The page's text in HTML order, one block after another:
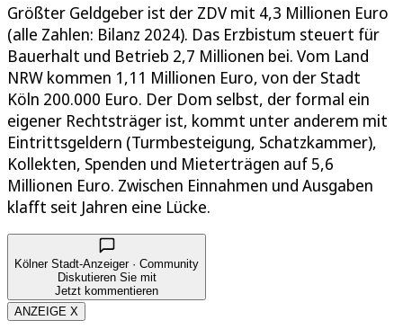
Größter Geldgeber ist der ZDV mit 4,3 Millionen Euro
(alle Zahlen: Bilanz 2024). Das Erzbistum steuert für
Bauerhalt und Betrieb 2,7 Millionen bei. Vom Land
NRW kommen 1,11 Millionen Euro, von der Stadt
Köln 200.000 Euro. Der Dom selbst, der formal ein
eigener Rechtsträger ist, kommt unter anderem mit
Eintrittsgeldern (Turmbesteigung, Schatzkammer),
Kollekten, Spenden und Mieterträgen auf 5,6
Millionen Euro. Zwischen Einnahmen und Ausgaben
klafft seit Jahren eine Lücke.
Kölner Stadt-Anzeiger · Community
Diskutieren Sie mit
Jetzt kommentieren
ANZEIGE X